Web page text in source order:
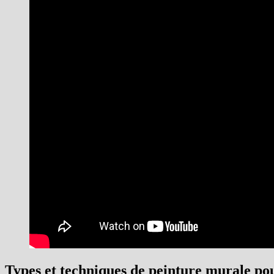
Types et techniques de peinture murale